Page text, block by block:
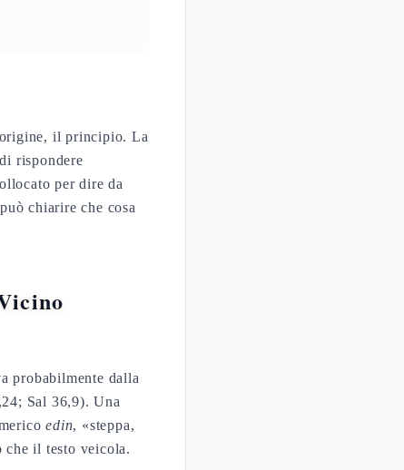
il principio. La
rispondere
per dire da
chiarire che cosa
probabilmente dalla
Sal 36,9). Una
edin, «steppa,
il testo veicola.